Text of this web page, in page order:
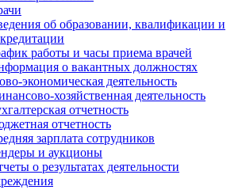
об образовании, квалификации и
работы и часы приема врачей
о вакантных должностях
экономическая деятельность
хозяйственная деятельность
отчетность
отчетность
зарплата сотрудников
и аукционы
о результатах деятельности